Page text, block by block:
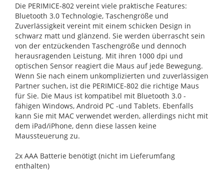
Die PERIMICE-802 vereint viele praktische Features:
Bluetooth 3.0 Technologie, Taschengröße und
Zuverlässigkeit vereint mit einem schicken Design in
schwarz matt und glänzend. Sie werden überrascht sein
von der entzückenden Taschengröße und dennoch
herausragenden Leistung. Mit ihren 1000 dpi und
optischen Sensor reagiert die Maus auf jede Bewegung.
Wenn Sie nach einem unkomplizierten und zuverlässigen
Partner suchen, ist die PERIMICE-802 die richtige Maus
für Sie. Die Maus ist kompatibel mit Bluetooth 3.0 -
fähigen Windows, Android PC -und Tablets. Ebenfalls
kann Sie mit MAC verwendet werden, allerdings nicht mit
dem iPad/iPhone, denn diese lassen keine
Maussteuerung zu.
2x AAA Batterie benötigt (nicht im Lieferumfang
enthalten)